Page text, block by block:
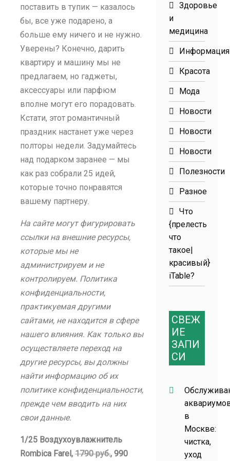
поставить в тупик — казалось
бы, все уже подарено, а
больше ему ничего и не нужно.
Уверены? Конечно, дарить
квартиру и машину мы не
предлагаем, но гаджеты,
аксессуары или парфюм
вполне могут его порадовать.
Кстати, этот романтичный
праздник настанет уже через
полторы недели. Задумайтесь
над подарком заранее — мы
как раз собрали 25 идей,
которые точно понравятся
вашему партнеру.
На сайте могут фигурировать
ссылки на внешние ресурсы,
которые мы не
администрируем и не
контролируем. Политика
конфиденциальности,
практикуемая другими
сайтами, не находится в сфере
нашего влияния. Как только вы
осуществляете переход на
другие ресурсы, вы должны
найти информацию об их
политике конфиденциальности,
прежде чем вводить на них
свои данные.
1/25 Воздухоувлажнитель
Rombica Farel, 1790 руб., 990
Здоровье
и
медицина
Информация
Красота
Мода
Новости
Новости
Новости
Полезности
Разное
Что
{прелесть
что
такое|
красивый}
iTable?
СВЕЖ
ИЕ
ЗАПИ
СИ
в
Москве:
чистка,
уход